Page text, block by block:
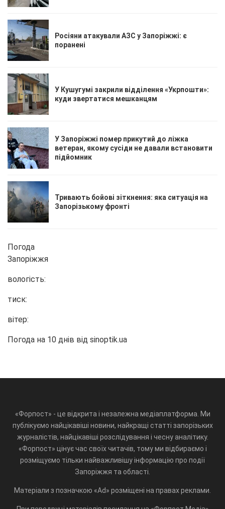
Росіяни атакували АЗС у Запоріжжі: є
поранені
У Кушугумі закрили відділення «Укрпошти»:
куди звертатися мешканцям
У Запоріжжі помер прикутий до ліжка
ветеран, якому сусіди не давали встановити
підйомник
Тривають бойові зіткнення: яка ситуація на
Запорізькому фронті
Погода
Запоріжжя
вологість:
тиск:
вітер:
Погода на 10 днів від sinoptik.ua
«Форпост» - це відкрита і незалежна медіаплатформа. Ми
публікуємо найцікавіші новини, найкращі статті запорізьких
журналістів, найцікавіші розслідування і чесну аналітику.
«Форпост» цінує час своїх читачів, тому ми відбираємо і
розміщуємо тільки найважливішу інформацію про події
Запоріжжя та області.
Матеріали з позначкою «Ad» розміщені на правах реклами.